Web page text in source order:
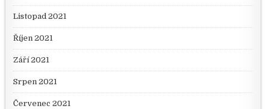
Listopad 2021
Říjen 2021
Září 2021
Srpen 2021
Červenec 2021